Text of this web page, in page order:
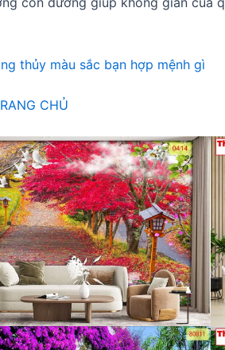
thủy màu sắc bạn hợp mệnh gì
CHỦ